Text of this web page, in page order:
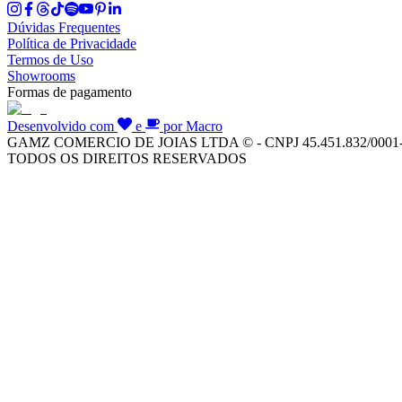
Dúvidas Frequentes
Política de Privacidade
Termos de Uso
Showrooms
Formas de pagamento
Desenvolvido com e
por Macro
GAMZ COMERCIO DE JOIAS LTDA © - CNPJ 45.451.832/
TODOS OS DIREITOS RESERVADOS